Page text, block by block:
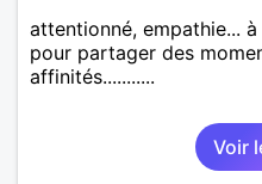
attentionné, empathie...
pour partager des
affinités...........
Voir